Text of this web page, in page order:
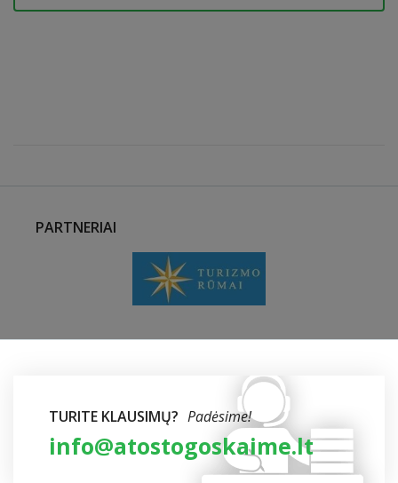
PARTNERIAI
TURITE KLAUSIMŲ? Padėsime!
info@atostogoskaime.lt